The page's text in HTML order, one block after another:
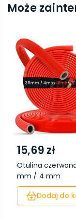
Może
15,69 zł
Otulina
mm / 4 mm
Dodaj do